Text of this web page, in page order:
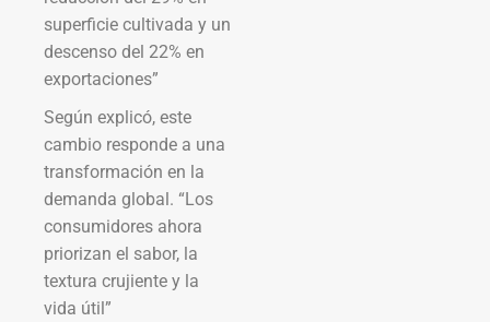
superficie cultivada y un
descenso del 22% en
exportaciones”
Según explicó, este
cambio responde a una
transformación en la
demanda global. “Los
consumidores ahora
priorizan el sabor, la
textura crujiente y la
vida útil”